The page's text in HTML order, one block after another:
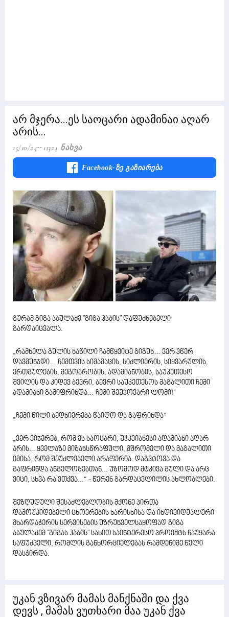
არ მჯერა...ეს საოცარი ადამინაი აღარ
არის...
15/10/24 11324 Ნახვა
Facebook-Ზე Გაზიარება
გურამ გიგა აბულაძე "გიგა ჰაბის" დაფუძნებელი
გარდაიცვალა.
„რამხელა გულის ნაწილი ჩამწყვიტე გიგუნ… ვერ ვწერ
დავმუნჯდი… ჩემთვის სიმამაცის, სიძლიერის, სიყვარულის,
ერთგულების, მეგობრობის, ადამიანობის, საუკეთესო
შვილის და კიდევ ბევრი, ბევრი საუკეთესოს მაგალითი ჩემი
ადამიანი გამიფრინდა… ჩემი შეუპოვარი ლომი!“
„ჩემი წილი ბედნიერება წაიღო და გაფრინდა“
„ვერ ვიჯერებ, რომ ეს საოცარი, უჭკვიანესი ადამიანი აღარ
არის... ყველაზე მიზანსწრაფული, მშრომელი და მაგალითი
იმისა, რომ შეუძლებელი არაფერია. დაგვტოვა და
გაფრინდა ანგელოზებთან... უზომოდ მტკივა გული და არც
ვიცი, სხვა რა ვთქვა...“ - წერენ გარდაცვლილის ახლობლები.
შეზღუდული შესაძლებლობის მქონე პირთა
დამოუკიდებელი ცხოვრების ხარისხისა და ინდივიდუალური
მხარდაჭერის სერვისების უზრუნველსაყოფად გიგა
აბულაძემ "გიგას ჰაბის" სახით საინტერესო პროექტს ჩაუყარა
საფუძველი, რომლის განხორციელებას რამდენიმე წელი
დასჭირდა.
უკან ვზივარ მამას მანქნაში და ქვა
დევს , მამას ვუთხარი მაა უკან ქვა